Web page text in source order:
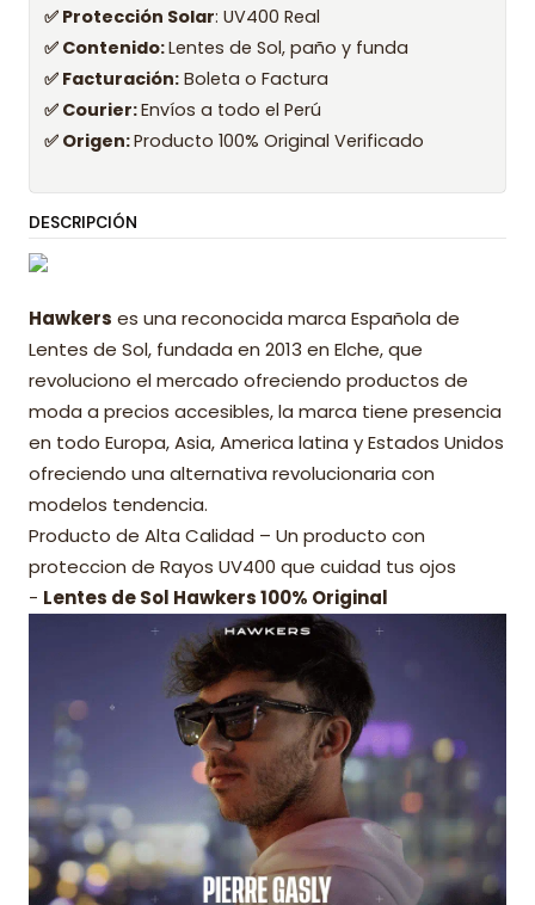
✅ Protección Solar: UV400 Real
✅ Contenido:Lentes de Sol, paño y funda
✅ Facturación: Boleta o Factura
✅ Courier:Envíos a todo el Perú
✅ Origen:Producto 100% Original Verificado
DESCRIPCIÓN
Hawkers es una reconocida marca Española de
Lentes de Sol, fundada en 2013 en Elche, que
revoluciono el mercado ofreciendo productos de
moda a precios accesibles, la marca tiene presencia
en todo Europa, Asia, America latina y Estados Unidos
ofreciendo una alternativa revolucionaria con
modelos tendencia.
Producto de Alta Calidad – Un producto con
proteccion de Rayos UV400 que cuidad tus ojos
- Lentes de Sol Hawkers 100% Original